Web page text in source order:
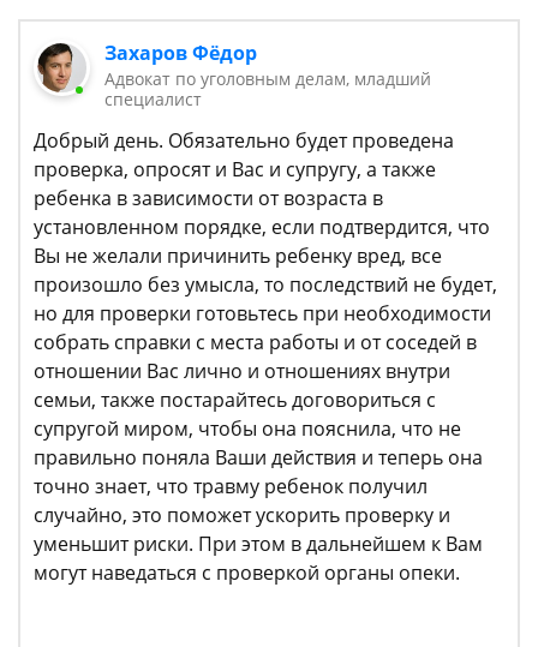
Захаров Фёдор
Адвокат по уголовным делам, младший
специалист
Добрый день. Обязательно будет проведена
проверка, опросят и Вас и супругу, а также
ребенка в зависимости от возраста в
установленном порядке, если подтвердится, что
Вы не желали причинить ребенку вред, все
произошло без умысла, то последствий не будет,
но для проверки готовьтесь при необходимости
собрать справки с места работы и от соседей в
отношении Вас лично и отношениях внутри
семьи, также постарайтесь договориться с
супругой миром, чтобы она пояснила, что не
правильно поняла Ваши действия и теперь она
точно знает, что травму ребенок получил
случайно, это поможет ускорить проверку и
уменьшит риски. При этом в дальнейшем к Вам
могут наведаться с проверкой органы опеки.